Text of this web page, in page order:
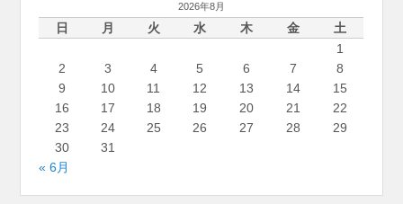
2026年8月
日 月 火 水 木 金
土
1
2
3 4 5 6 7
8
9
10 11 12 13 14
15
16
17 18 19 20 21
22
23
24 25 26 27 28
29
30
31
« 6月